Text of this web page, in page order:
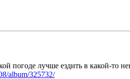
погоде лучше ездить в какой-то
album/325732/